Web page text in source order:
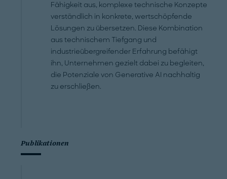
Fähigkeit aus, komplexe technische Konzepte
verständlich in konkrete, wertschöpfende
Lösungen zu übersetzen. Diese Kombination
aus technischem Tiefgang und
industrieübergreifender Erfahrung befähigt
ihn, Unternehmen gezielt dabei zu begleiten,
die Potenziale von Generative AI nachhaltig
zu erschließen.
Publikationen